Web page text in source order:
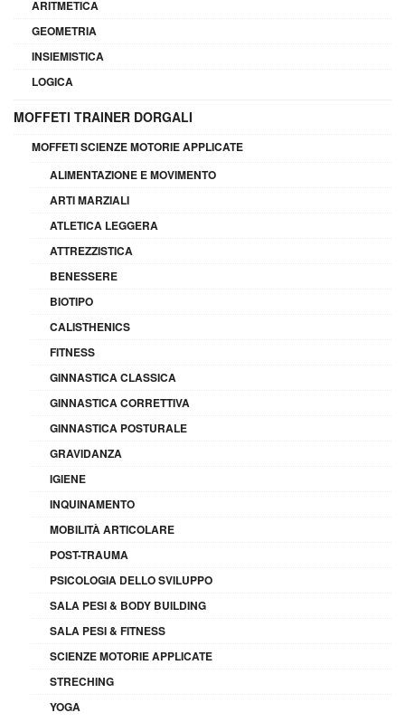
ARITMETICA
GEOMETRIA
INSIEMISTICA
LOGICA
MOFFETI TRAINER DORGALI
MOFFETI SCIENZE MOTORIE APPLICATE
ALIMENTAZIONE E MOVIMENTO
ARTI MARZIALI
ATLETICA LEGGERA
ATTREZZISTICA
BENESSERE
BIOTIPO
CALISTHENICS
FITNESS
GINNASTICA CLASSICA
GINNASTICA CORRETTIVA
GINNASTICA POSTURALE
GRAVIDANZA
IGIENE
INQUINAMENTO
MOBILITÀ ARTICOLARE
POST-TRAUMA
PSICOLOGIA DELLO SVILUPPO
SALA PESI & BODY BUILDING
SALA PESI & FITNESS
SCIENZE MOTORIE APPLICATE
STRECHING
YOGA